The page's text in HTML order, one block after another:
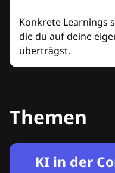
Konkrete Learnings
die du auf deine
überträgst.
Themen
KI in der